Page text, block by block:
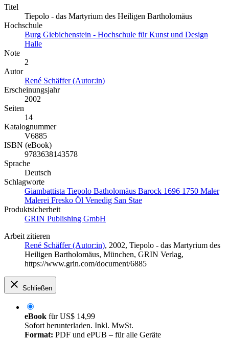
Titel
Tiepolo - das Martyrium des Heiligen Bartholomäus
Hochschule
Burg Giebichenstein - Hochschule für Kunst und Design
Halle
Note
2
Autor
René Schäffer (Autor:in)
Erscheinungsjahr
2002
Seiten
14
Katalognummer
V6885
ISBN (eBook)
9783638143578
Sprache
Deutsch
Schlagworte
Giambattista Tiepolo Batholomäus Barock 1696 1750 Maler
Malerei Fresko Öl Venedig San Stae
Produktsicherheit
GRIN Publishing GmbH
Arbeit zitieren
René Schäffer (Autor:in), 2002, Tiepolo - das Martyrium des
Heiligen Bartholomäus, München, GRIN Verlag,
https://www.grin.com/document/6885
Schließen
eBook fürUS$ 14,99
Sofort herunterladen. Inkl. MwSt.
Format: PDF und ePUB – für alle Geräte